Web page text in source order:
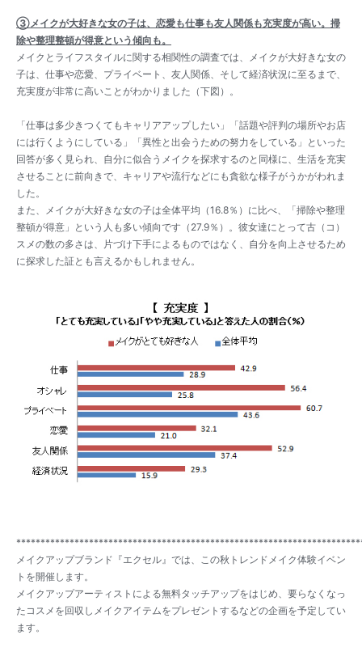
③メイクが大好きな女の子は、恋愛も仕事も友人関係も充実度が高い。掃
除や整理整頓が得意という傾向も。
メイクとライフスタイルに関する相関性の調査では、メイクが大好きな女の
子は、仕事や恋愛、プライベート、友人関係、そして経済状況に至るまで、
充実度が非常に高いことがわかりました（下図）。
「仕事は多少きつくてもキャリアアップしたい」「話題や評判の場所やお店
には行くようにしている」「異性と出会うための努力をしている」といった
回答が多く見られ、自分に似合うメイクを探求するのと同様に、生活を充実
させることに前向きで、キャリアや流行などにも貪欲な様子がうかがわれま
した。
また、メイクが大好きな女の子は全体平均（16.8％）に比べ、「掃除や整理
整頓が得意」という人も多い傾向です（27.9％）。彼女達にとって古（コ）
スメの数の多さは、片づけ下手によるものではなく、自分を向上させるため
に探求した証とも言えるかもしれません。
メイクアップブランド『エクセル』では、この秋トレンドメイク体験イベン
トを開催します。
メイクアップアーティストによる無料タッチアップをはじめ、要らなくなっ
たコスメを回収しメイクアイテムをプレゼントするなどの企画を予定してい
ます。